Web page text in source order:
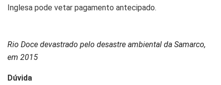
Inglesa pode vetar pagamento antecipado.
Rio Doce devastrado pelo desastre ambiental da Samarco,
em 2015
Dúvida